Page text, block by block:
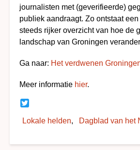
journalisten met (geverifieerde)
publiek aandraagt. Zo ontstaat
steeds rijker overzicht van hoe de
landschap van Groningen
Ga naar: Het verdwenen
Meer informatie hier.
Lokale helden Dagblad van het